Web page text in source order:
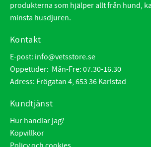
produkterna som hjälper allt från hund,
minsta husdjuren.
Kontakt
E-post: info@vetsstore.se
Öppettider: Mån-Fre: 07.30-16.30
Adress: Frögatan 4, 653 36 Karlstad
Kundtjänst
Hur handlar jag?
Köpvillkor